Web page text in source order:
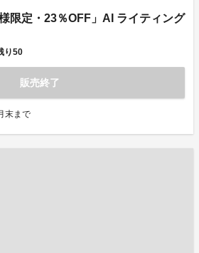
限定・23％OFF」AI ライティング
り50
販売終了
末まで